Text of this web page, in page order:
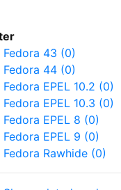
Fedora 43 (0)
Fedora 44 (0)
Fedora EPEL 10.2 (0)
Fedora EPEL 10.3 (0)
Fedora EPEL 8 (0)
Fedora EPEL 9 (0)
Fedora Rawhide (0)